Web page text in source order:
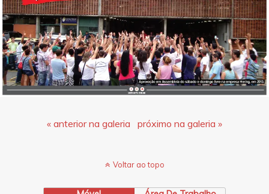
« anterior na galeria próximo na galeria »
Voltar ao topo